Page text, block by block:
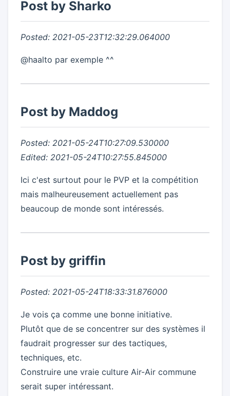
Post by Sharko
Posted: 2021-05-23T12:32:29.064000
@haalto par exemple ^^
Post by Maddog
Posted: 2021-05-24T10:27:09.530000
Edited: 2021-05-24T10:27:55.845000
Ici c'est surtout pour le PVP et la compétition
mais malheureusement actuellement pas
beaucoup de monde sont intéressés.
Post by griffin
Posted: 2021-05-24T18:33:31.876000
Je vois ça comme une bonne initiative.
Plutôt que de se concentrer sur des systèmes il
faudrait progresser sur des tactiques,
techniques, etc.
Construire une vraie culture Air-Air commune
serait super intéressant.